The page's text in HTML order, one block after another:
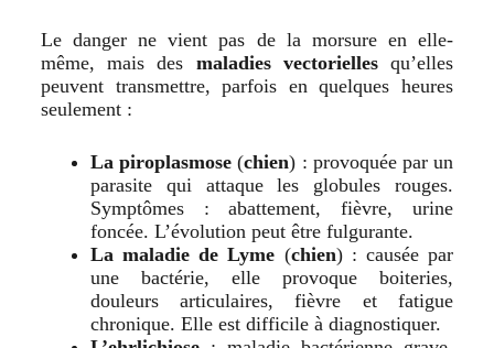
Le danger ne vient pas de la morsure en elle-
même, mais des maladies vectoriellesqu’elles
peuvent transmettre, parfois en quelques heures
seulement :
La piroplasmose (chien) : provoquée par un
parasite qui attaque les globules rouges.
Symptômes : abattement, fièvre, urine
foncée. L’évolution peut être fulgurante.
La maladie de Lyme (chien) : causée par
une bactérie, elle provoque boiteries,
douleurs articulaires, fièvre et fatigue
chronique. Elle est difficile à diagnostiquer.